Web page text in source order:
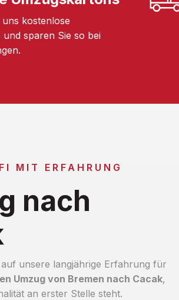
kostenlose
sparen Sie so bei
MIT ERFAHRUNG
nach
unsere langjährige Erfahrung für
Umzug von Bremen nach Cacak,
an erster Stelle steht.